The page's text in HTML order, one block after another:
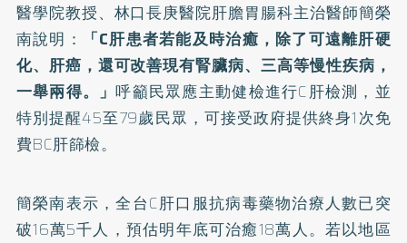
醫學院教授、林口長庚醫院肝膽胃腸科主治醫師簡榮
南說明：
「C肝患者若能及時治癒，除了可遠離肝硬
化、肝癌，還可改善現有腎臟病、三高等慢性疾病，
一舉兩得。」呼籲民眾應主動健檢進行C肝檢測，並
特別提醒45至79歲民眾，可接受政府提供終身1次免
費BC肝篩檢。
簡榮南表示，全台C肝口服抗病毒藥物治療人數已突
破16萬5千人，預估明年底可治癒18萬人。若以地區